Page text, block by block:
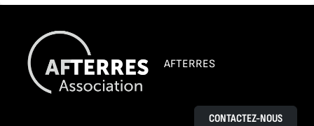
AFTERRES
CONTACTEZ-NOUS